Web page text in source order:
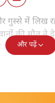
गुस्से में लिख
की मौत ने
हम इस वक़्त
और पढ़ें